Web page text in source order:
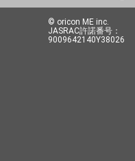
© oricon ME inc.
JASRAC許諾番号：
9009642140Y38026